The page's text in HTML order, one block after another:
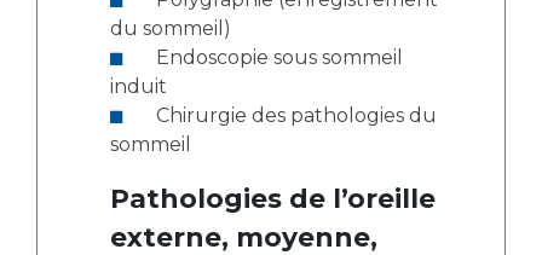
du sommeil)
induit
sommeil
Pathologies de l’oreille
externe, moyenne,